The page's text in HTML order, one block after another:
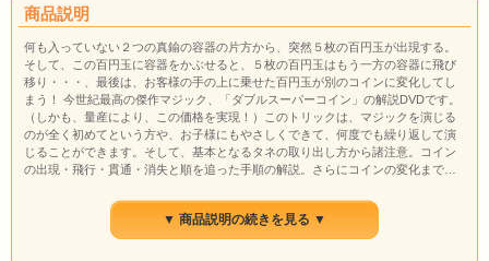
商品説明
何も入っていない２つの真鍮の容器の片方から、突然５枚の百円玉が出現する。
そして、この百円玉に容器をかぶせると、５枚の百円玉はもう一方の容器に飛び
移り・・・、最後は、お客様の手の上に乗せた百円玉が別のコインに変化してし
まう！ 今世紀最高の傑作マジック、「ダブルスーパーコイン」の解説DVDです。
（しかも、量産により、この価格を実現！）このトリックは、マジックを演じる
のが全く初めてという方や、お子様にもやさしくできて、何度でも繰り返して演
じることができます。そして、基本となるタネの取り出し方から諸注意。コイン
の出現・飛行・貫通・消失と順を追った手順の解説。さらにコインの変化まで…
付いていません。用具をお持ちでない方は「MAGIC＋１ ダブルスーパーコイン」
)を合わせてお求めください。 12cmDVD対応プレーヤーで再生してくださ
い。DVDドライブ付きPCやゲーム機などの１部の機種では再生できない場合があ
▼ 商品説明の続きを見る ▼